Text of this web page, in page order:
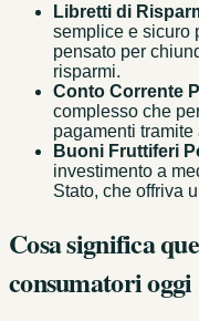
Libretti di
semplice e sicuro
pensato per
risparmi.
Conto Corrente
complesso che
pagamenti
Buoni Fruttiferi
investimento a
Stato, che offriva
Cosa significa
consumatori oggi